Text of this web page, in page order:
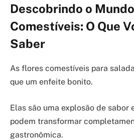
Descobrindo o
Comestíveis: O Que
Saber
As flores comestíveis para
que um enfeite bonito.
Elas são uma explosão de sabor
podem transformar
gastronômica.